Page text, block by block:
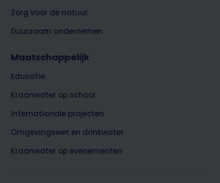
Zorg voor de natuur
Duurzaam ondernemen
Maatschappelijk
Educatie
Kraanwater op school
Internationale projecten
Omgevingswet en drinkwater
Kraanwater op evenementen